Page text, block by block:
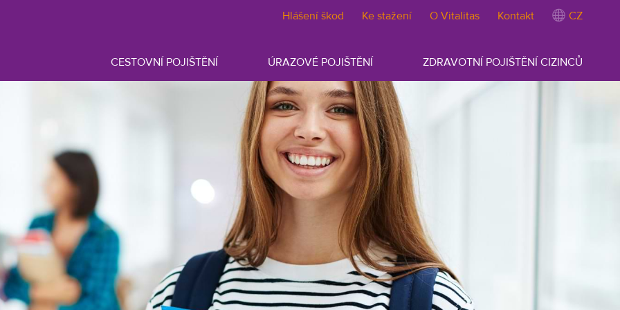
Hlášení škod Ke stažení O Vitalitas Kontakt CZ
CESTOVNÍ POJIŠTĚNÍ ÚRAZOVÉ POJIŠTĚNÍ ZDRAVOTNÍ POJIŠTĚNÍ CIZINCŮ